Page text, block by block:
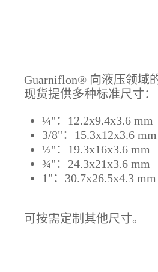
Guarniflon® 向液压领域
现货提供多种标准尺寸：
¼"：12.2x9.4x3.6 mm
3/8"：15.3x12x3.6 mm
½"：19.3x16x3.6 mm
¾"：24.3x21x3.6 mm
1"：30.7x26.5x4.3 mm
可按需定制其他尺寸。